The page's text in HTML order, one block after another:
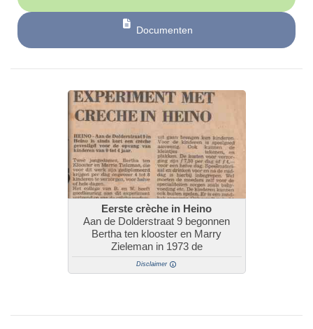
Documenten
Eerste crèche in Heino
Aan de Dolderstraat 9 begonnen
Bertha ten klooster en Marry
Zieleman in 1973 de
Disclaimer